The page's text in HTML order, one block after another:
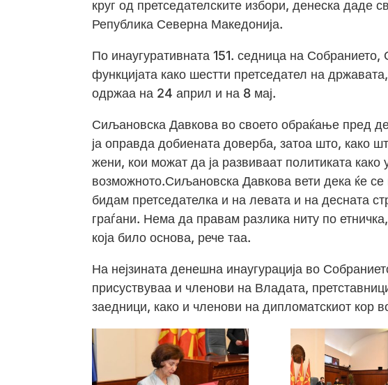
круг од претседателските избори, денеска даде
Република Северна Македонија.
По инаугуративната 151. седница на
функцијата како шестти претседател на
одржаа на 24 април и на 8 мај.
Сиљановска Давкова во своето обраќање пред
ја оправда добиената доверба, затоа што, како
жени, кои можат да ја развиваат политиката
возможното.Сиљановска Давкова вети дека ќе се
бидам претседателка и на левата и на десната
граѓани. Нема да правам разлика ниту по
која било основа, рече таа.
На нејзината денешна инаугурација во
присуствуваа и членови на Владата,
заедници, како и членови на дипломатскиот кор